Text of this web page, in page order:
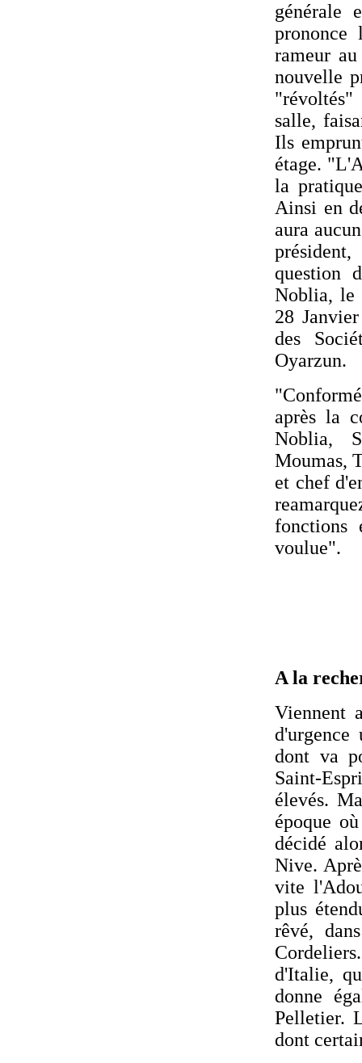
générale
prononce
rameur
nouvelle
"révoltés"
salle,
Ils
étage.
la
Ainsi en
aura
question
Noblia, le
28
des
Oyarzun.
après la
Noblia,
Moumas,
et chef
fonctions
voulue".
A la
Viennent
dont va
Saint-
élevés.
époque
décidé
Nive.
vite
plus
rêvé,
d'Italie,
donne
Pelletier.
dont